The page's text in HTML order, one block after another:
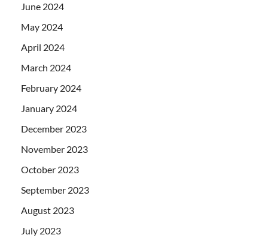
June 2024
May 2024
April 2024
March 2024
February 2024
January 2024
December 2023
November 2023
October 2023
September 2023
August 2023
July 2023